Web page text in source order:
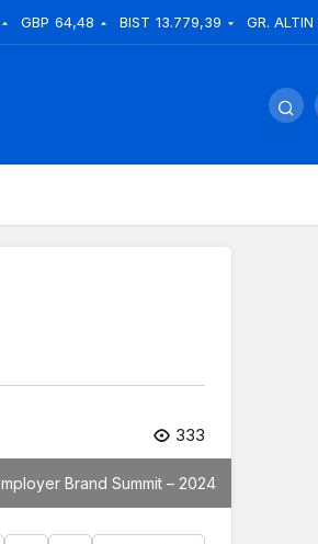
GBP 64,48 BIST 13.779,39 GR. ALTIN
333
Brand Summit – 2024